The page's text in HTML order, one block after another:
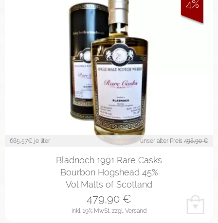
685,57€ je liter unser alter Preis 498,90 €
Bladnoch 1991 Rare Casks
Bourbon Hogshead 45%
Vol Malts of Scotland
inkl. 19% MwSt. zzgl. Versand
479,90 €
4%